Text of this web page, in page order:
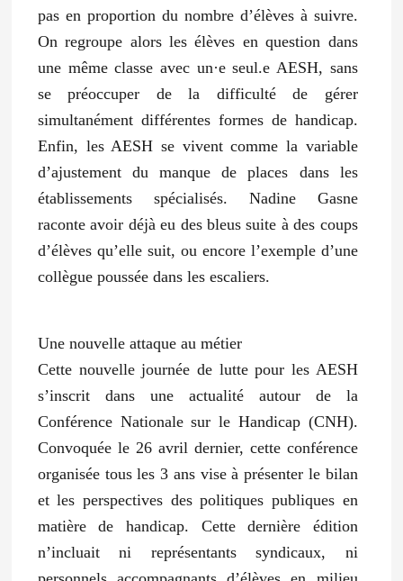
pas en proportion du nombre d’élèves à suivre.
On regroupe alors les élèves en question dans
une même classe avec un·e seul.e AESH, sans
se préoccuper de la difficulté de gérer
simultanément différentes formes de handicap.
Enfin, les AESH se vivent comme la variable
d’ajustement du manque de places dans les
établissements spécialisés. Nadine Gasne
raconte avoir déjà eu des bleus suite à des coups
d’élèves qu’elle suit, ou encore l’exemple d’une
collègue poussée dans les escaliers.
Une nouvelle attaque au métier
Cette nouvelle journée de lutte pour les AESH
s’inscrit dans une actualité autour de la
Conférence Nationale sur le Handicap (CNH).
Convoquée le 26 avril dernier, cette conférence
organisée tous les 3 ans vise à présenter le bilan
et les perspectives des politiques publiques en
matière de handicap. Cette dernière édition
n’incluait ni représentants syndicaux, ni